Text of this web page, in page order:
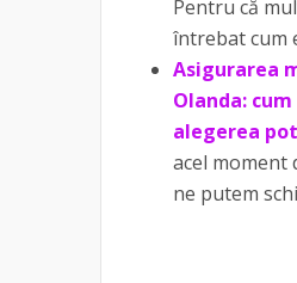
Pentru că
întrebat cum
Asigurarea
Olanda:
alegerea
acel moment
ne putem